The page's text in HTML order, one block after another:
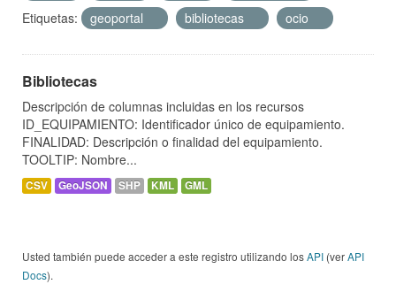
Etiquetas:
geoportal bibliotecas ocio
Bibliotecas
Descripción de columnas incluidas en los recursos
ID_EQUIPAMIENTO: Identificador único de equipamiento.
FINALIDAD: Descripción o finalidad del equipamiento.
TOOLTIP: Nombre...
CSV GeoJSON SHP KML GML
Usted también puede acceder a este registro utilizando losAPI (verAPI
Docs).